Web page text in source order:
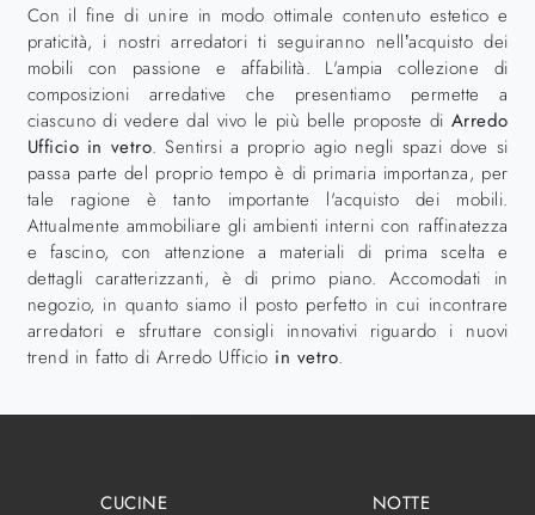
Con il fine di unire in modo ottimale contenuto estetico e
praticità, i nostri arredatori ti seguiranno nell’acquisto dei
mobili con passione e affabilità. L'ampia collezione di
composizioni arredative che presentiamo permette a
ciascuno di vedere dal vivo le più belle proposte di Arredo
Ufficio in vetro. Sentirsi a proprio agio negli spazi dove si
passa parte del proprio tempo è di primaria importanza, per
tale ragione è tanto importante l'acquisto dei mobili.
Attualmente ammobiliare gli ambienti interni con raffinatezza
e fascino, con attenzione a materiali di prima scelta e
dettagli caratterizzanti, è di primo piano. Accomodati in
negozio, in quanto siamo il posto perfetto in cui incontrare
arredatori e sfruttare consigli innovativi riguardo i nuovi
trend in fatto di Arredo Ufficio in vetro.
CUCINE NOTTE